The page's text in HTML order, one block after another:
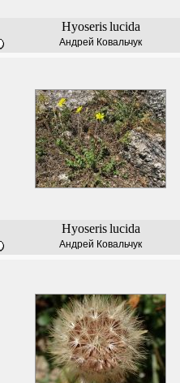
Hyoseris lucida
Андрей Ковальчук
Hyoseris lucida
Андрей Ковальчук